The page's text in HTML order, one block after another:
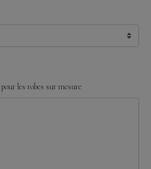
les robes sur mesure